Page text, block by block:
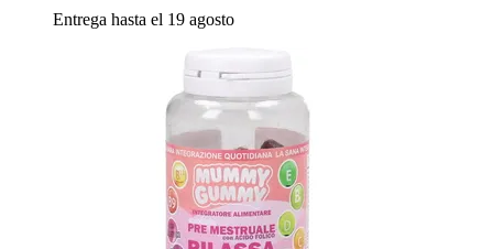
Entrega hasta el 19 agosto